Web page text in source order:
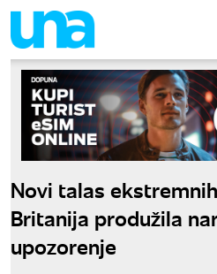
Novi talas
Britanija produžila
upozorenje